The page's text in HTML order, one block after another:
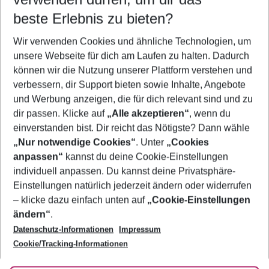
5-8 Nächte
2 Erwachsene Keine Kinder
Mehr Filter anzeigen
Footer
Footer navigation
Über uns
AGB
Bestpreisgarantie
Cookie-Einstellungen ändern
Cookie-Richtlinie
Agenturbetreuung
Barrierefreies Reisen
Folge uns
beste Erlebnis zu bieten?
Wir verwenden Cookies und ähnliche Technologien, um
unsere Webseite für dich am Laufen zu halten. Dadurch
können wir die Nutzung unserer Plattform verstehen und
verbessern, dir Support bieten sowie Inhalte, Angebote
und Werbung anzeigen, die für dich relevant sind und zu
dir passen. Klicke auf „Alle akzeptieren“, wenn du
einverstanden bist. Dir reicht das Nötigste? Dann wähle
„Nur notwendige Cookies“. Unter „Cookies
anpassen“ kannst du deine Cookie-Einstellungen
individuell anpassen. Du kannst deine Privatsphäre-
Einstellungen natürlich jederzeit ändern oder widerrufen
– klicke dazu einfach unten auf „Cookie-Einstellungen
ändern“.
Datenschutz-Informationen
Impressum
Cookie/Tracking-Informationen